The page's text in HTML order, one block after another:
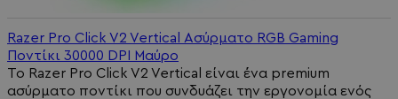
Razer Pro Click V2 Vertical Ασύρματο RGB Gaming
Ποντίκι 30000 DPI Μαύρο
Το Razer Pro Click V2 Vertical είναι ένα premium
ασύρματο ποντίκι που συνδυάζει την εργονομία ενός